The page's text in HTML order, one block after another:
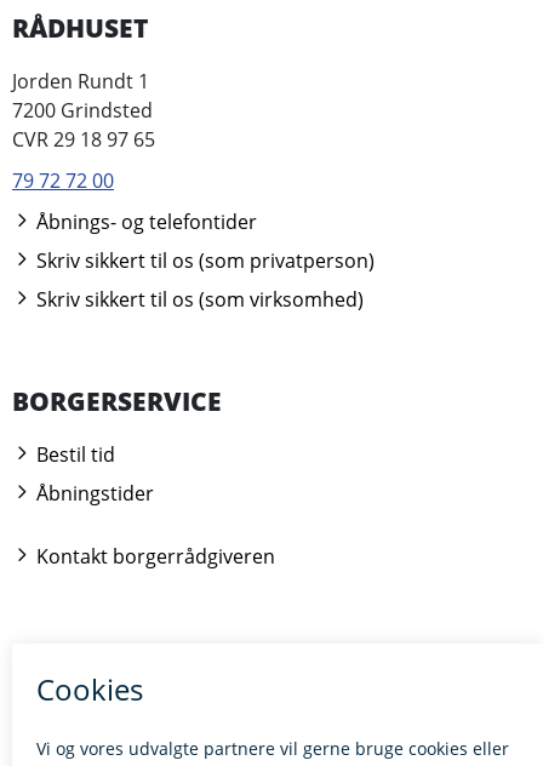
RÅDHUSET
Jorden Rundt 1
7200 Grindsted
CVR 29 18 97 65
79 72 72 00
Åbnings- og telefontider
Skriv sikkert til os (som privatperson)
Skriv sikkert til os (som virksomhed)
BORGERSERVICE
Bestil tid
Åbningstider
Kontakt borgerrådgiveren
Giv feedback til hjemmesiden